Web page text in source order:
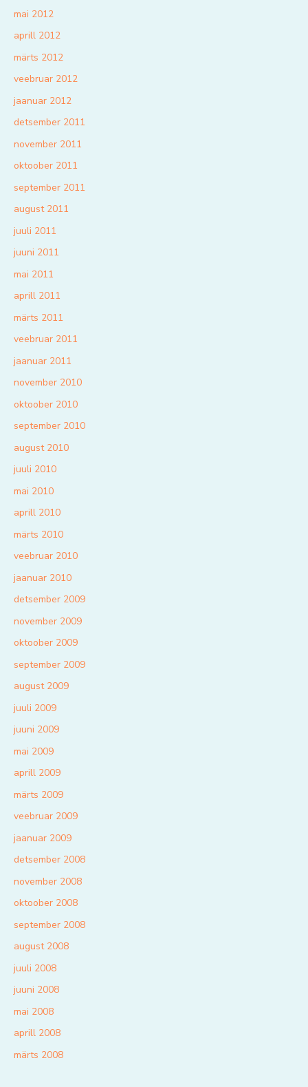
mai 2012
aprill 2012
märts 2012
veebruar 2012
jaanuar 2012
detsember 2011
november 2011
oktoober 2011
september 2011
august 2011
juuli 2011
juuni 2011
mai 2011
aprill 2011
märts 2011
veebruar 2011
jaanuar 2011
november 2010
oktoober 2010
september 2010
august 2010
juuli 2010
mai 2010
aprill 2010
märts 2010
veebruar 2010
jaanuar 2010
detsember 2009
november 2009
oktoober 2009
september 2009
august 2009
juuli 2009
juuni 2009
mai 2009
aprill 2009
märts 2009
veebruar 2009
jaanuar 2009
detsember 2008
november 2008
oktoober 2008
september 2008
august 2008
juuli 2008
juuni 2008
mai 2008
aprill 2008
märts 2008